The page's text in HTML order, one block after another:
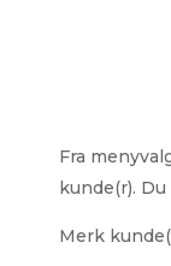
Fra
kunde(r).
Merk